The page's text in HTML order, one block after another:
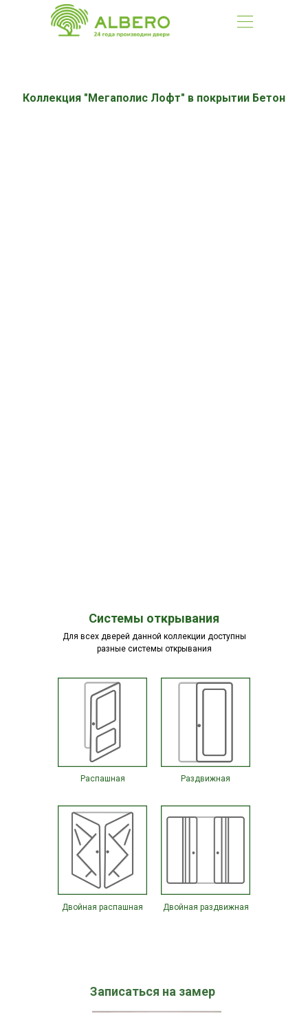
Коллекция "Мегаполис Лофт" в покрытии Бетон
Системы открывания
Распашная Раздвижная
Двойная распашная Двойная раздвижная
Для всех дверей данной коллекции доступны
разные системы открывания
Записаться на замер